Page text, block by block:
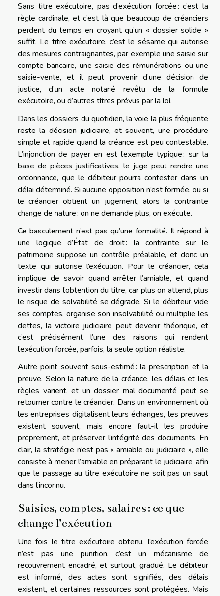
Sans titre exécutoire, pas d’exécution forcée : c’est la
règle cardinale, et c’est là que beaucoup de créanciers
perdent du temps en croyant qu’un « dossier solide »
suffit. Le titre exécutoire, c’est le sésame qui autorise
des mesures contraignantes, par exemple une saisie sur
compte bancaire, une saisie des rémunérations ou une
saisie-vente, et il peut provenir d’une décision de
justice, d’un acte notarié revêtu de la formule
exécutoire, ou d’autres titres prévus par la loi.
Dans les dossiers du quotidien, la voie la plus fréquente
reste la décision judiciaire, et souvent, une procédure
simple et rapide quand la créance est peu contestable.
L’injonction de payer en est l’exemple typique : sur la
base de pièces justificatives, le juge peut rendre une
ordonnance, que le débiteur pourra contester dans un
délai déterminé. Si aucune opposition n’est formée, ou si
le créancier obtient un jugement, alors la contrainte
change de nature : on ne demande plus, on exécute.
Ce basculement n’est pas qu’une formalité. Il répond à
une logique d’État de droit : la contrainte sur le
patrimoine suppose un contrôle préalable, et donc un
texte qui autorise l’exécution. Pour le créancier, cela
implique de savoir quand arrêter l’amiable, et quand
investir dans l’obtention du titre, car plus on attend, plus
le risque de solvabilité se dégrade. Si le débiteur vide
ses comptes, organise son insolvabilité ou multiplie les
dettes, la victoire judiciaire peut devenir théorique, et
c’est précisément l’une des raisons qui rendent
l’exécution forcée, parfois, la seule option réaliste.
Autre point souvent sous-estimé : la prescription et la
preuve. Selon la nature de la créance, les délais et les
règles varient, et un dossier mal documenté peut se
retourner contre le créancier. Dans un environnement où
les entreprises digitalisent leurs échanges, les preuves
existent souvent, mais encore faut-il les produire
proprement, et préserver l’intégrité des documents. En
clair, la stratégie n’est pas « amiable ou judiciaire », elle
consiste à mener l’amiable en préparant le judiciaire, afin
que le passage au titre exécutoire ne soit pas un saut
dans l’inconnu.
Saisies, comptes, salaires : ce que
change l’exécution
Une fois le titre exécutoire obtenu, l’exécution forcée
n’est pas une punition, c’est un mécanisme de
recouvrement encadré, et surtout, gradué. Le débiteur
est informé, des actes sont signifiés, des délais
existent, et certaines ressources sont protégées. Mais